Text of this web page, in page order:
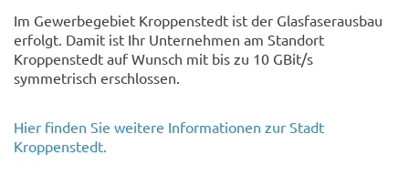
Im Gewerbegebiet Kroppenstedt ist der Glasfaserausbau
erfolgt. Damit ist Ihr Unternehmen am Standort
Kroppenstedt auf Wunsch mit bis zu 10 GBit/s
symmetrisch erschlossen.
Hier finden Sie weitere Informationen zur Stadt
Kroppenstedt.